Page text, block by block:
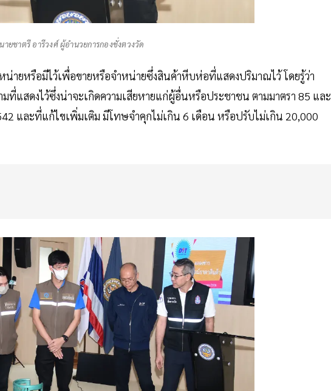
นายชาตรี อารีวงศ์ ผู้อำนวยการกองชั่งตวงวัด
ายหรือมีไว้เพื่อขายหรือจำหน่ายซึ่งสินค้าหีบห่อที่แสดงปริมาณไว้ โดยรู้ว่า
แสดงไว้ซึ่งน่าจะเกิดความเสียหายแก่ผู้อื่นหรือประชาชน ตามมาตรา 85 และ
และที่แก้ไขเพิ่มเติม มีโทษจำคุกไม่เกิน 6 เดือน หรือปรับไม่เกิน 20,000